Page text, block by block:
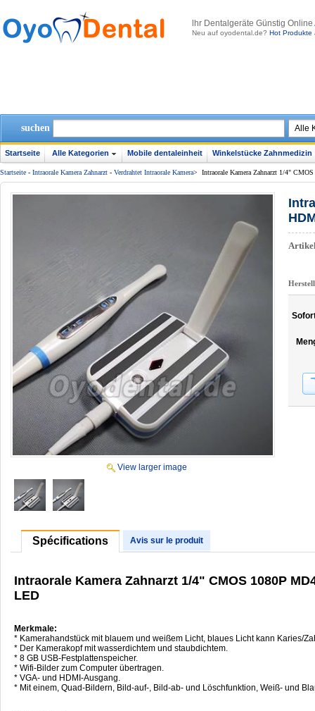
lhr Dentalgeräte Günstig
Neu auf oyodental.de? Hot Produkte
suchen
Startseite Alle Kategorien Mobile dentaleinheit Winkelstücke Zahnmedizin
Startseite - Intraorale Kamera Zahnarzt - Verdrahtet Intraorale Kamera> Intraorale Kamera Zahnarzt 1/4"
View larger image
Spécifications Avis sur le produit
Intraorale Kamera Zahnarzt 1/4" CMOS 1080P
LED
Merkmale:
* Kamerahandstück mit blauem und weißem Licht, blaues Licht kann Karies/
* Der Kamerakopf mit wasserdichtem und staubdichtem.
* 8 GB USB-Festplattenspeicher.
* Wifi-Bilder zum Computer übertragen.
* VGA- und HDMI-Ausgang.
* Mit einem, Quad-Bildern, Bild-auf-, Bild-ab- und Löschfunktion, Weiß- und